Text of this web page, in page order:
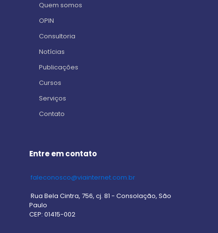
Quem somos
OPIN
Consultoria
Notícias
Publicações
Cursos
Serviços
Contato
Entre em contato
faleconosco@viainternet.com.br
Rua Bela Cintra, 756, cj. 81 - Consolação, São
Paulo
CEP: 01415-002